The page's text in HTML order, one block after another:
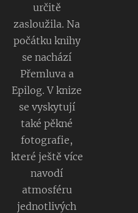
určitě
zasloužila. Na
počátku knihy
se nachází
Přemluva a
Epilog. V knize
se vyskytují
také pěkné
fotografie,
které ještě více
navodí
atmosféru
jednotlivých